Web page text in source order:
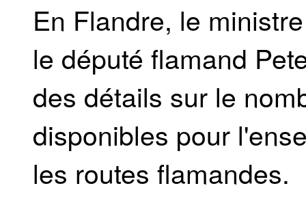
En Flandre, le
le député flamand
des détails sur le
disponibles pour
les routes flamandes.